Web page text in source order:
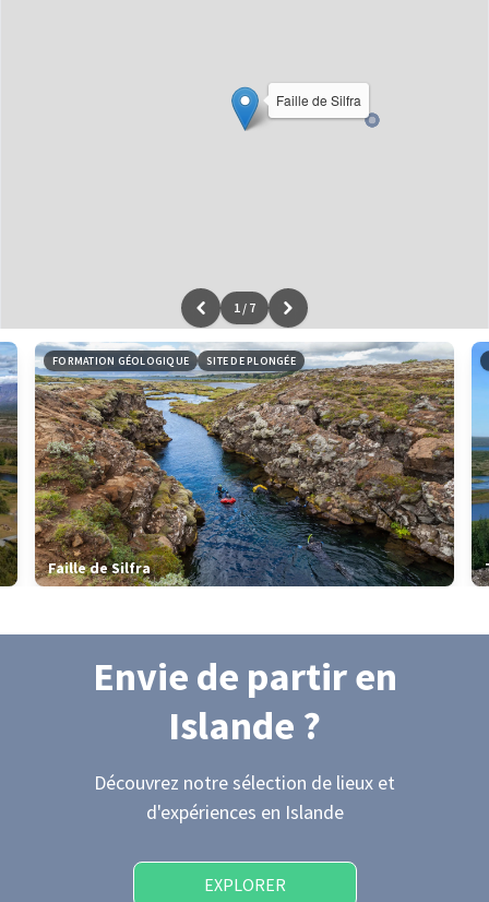
Faille de Silfra
Leaflet|données ©OpenStreetMap/ODbL - renduOSM France
1 / 7
FORMATION GÉOLOGIQUE SITE DE PLONGÉE
Faille de Silfra
Envie de partiren
Islande ?
Découvrez notre sélection de lieux et
d'expériences en Islande
EXPLORER